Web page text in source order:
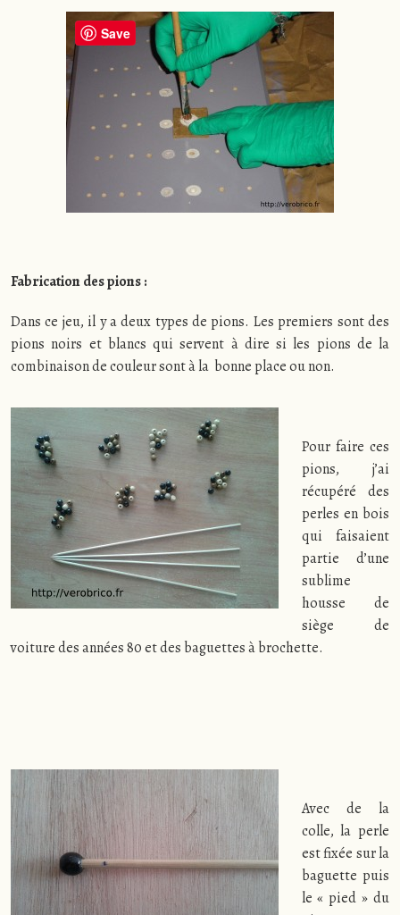
Fabrication des pions :
Dans ce jeu, il y a deux types de pions. Les premiers sont des
pions noirs et blancs qui servent à dire si les pions de la
combinaison de couleur sont à la bonne place ou non.
Pour faire ces
pions, j’ai
récupéré des
perles en bois
qui faisaient
partie d’une
sublime
housse de
siège de
voiture des années 80 et des baguettes à brochette.
Avec de la
colle, la perle
est fixée sur la
baguette puis
le « pied » du
Save